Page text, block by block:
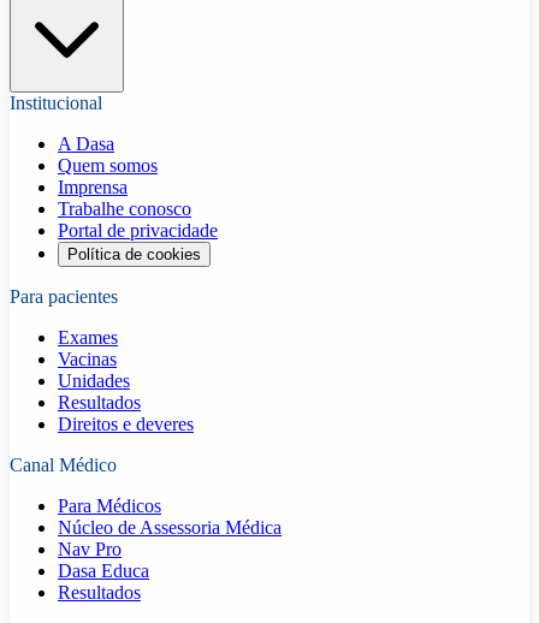
Institucional
A Dasa
Quem somos
Imprensa
Trabalhe conosco
Portal de privacidade
Política de cookies
Para pacientes
Exames
Vacinas
Unidades
Resultados
Direitos e deveres
Canal Médico
Para Médicos
Núcleo de Assessoria Médica
Nav Pro
Dasa Educa
Resultados